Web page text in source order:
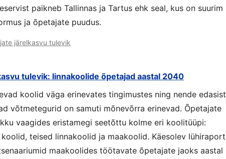
paikneb Tallinnas ja Tartus ehk seal, kus on suurim
ja õpetajate puudus.
järelkasvu tulevik
tulevik: linnakoolide õpetajad aastal 2040
koolid väga erinevates tingimustes ning nende edasist
võtmetegurid on samuti mõnevõrra erinevad. Õpetajate
vaagides eristamegi seetõttu kolme eri koolitüüpi:
teised linnakoolid ja maakoolid. Käesolev lühiraport
maakoolides töötavate õpetajate jaoks aastal